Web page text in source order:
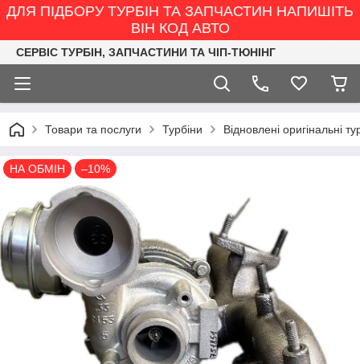
ДЛЯ ПІДБОРУ ТУРБІН ТА ЗАПЧАСТИН НАПИШІТЬ
ВІН КОД АВТО
СЕРВІС ТУРБІН, ЗАПЧАСТИНИ ТА ЧІП-ТЮНІНГ
Товари та послуги Турбіни Відновлені оригінальні
НА ОБМІН –10%